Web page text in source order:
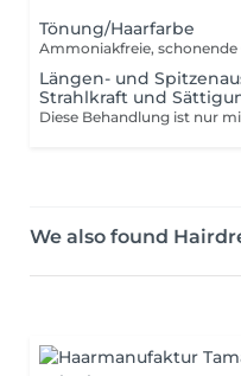
Tönung/Haarfarbe
Längen- und
Strahlkraft und
We also found